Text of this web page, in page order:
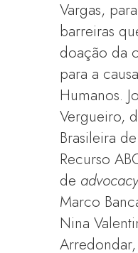
Vargas,
barreiras
doação da
para a
Humanos.
Vergueiro,
Brasileira
Recurso
de
Marco
Nina